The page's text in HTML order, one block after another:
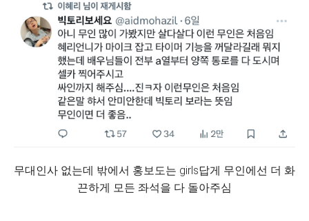
무대인사 없는데 밖에서 홍보도는 girls답게 무인에선 더 화
끈하게 모든 좌석을 다 돌아주심